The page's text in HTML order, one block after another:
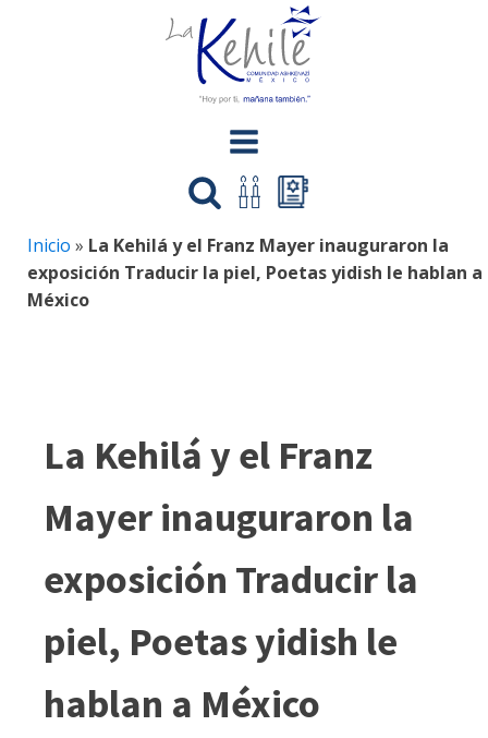
Inicio » La Kehilá y el Franz Mayer inauguraron la
exposición Traducir la piel, Poetas yidish le hablan a
México
La Kehilá y el Franz
Mayer inauguraron la
exposición Traducir la
piel, Poetas yidish le
hablan a México